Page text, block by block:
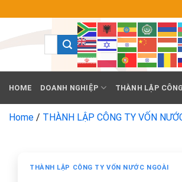
đến
HOME DOANH NGHIỆP THÀNH LẬP
Home / THÀNH LẬP CÔNG TY VỐN
THÀNH LẬP CÔNG TY VỐN NƯỚC NGOÀI